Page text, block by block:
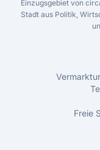
Einzugsgebiet von
Stadt aus Politik,
Freie